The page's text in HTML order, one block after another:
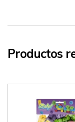
Productos